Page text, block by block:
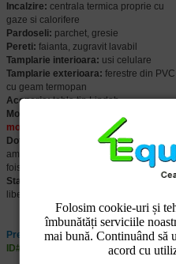
Folosim cookie-uri și
îmbunătăți serviciile
mai bună. Continuând să
acord cu
Incalzire: centrala termica proprie cu
gaze si calorifere
Pardoseli: parchet, gresie
Pereti: faianta, zugravit lavabil
Tamplarie interioara: usi celulare
Tamplarie exterioara: ferestre din PVC
cu geam termopan
Acoperis:tabla tip Lindab
Mobilier si dotari:
mobilata si utilata (v. foto)
Dotari exterioare:
pavaje, gradina
amenajata, magazie, leagan, terasa,
foisor
Stare juridica:
proprietate intabulata,
libera de sarcini
Pret: 140.000 EUR negociabil
ID#: ECX30807